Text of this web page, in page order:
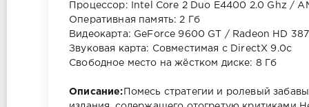
Процессор: Intel Core 2 Duo E4400 2.0 Ghz /
Оперативная память: 2 Гб
Видеокарта: GeForce 9600 GT / Radeon HD
Звуковая карта: Совместимая с DirectX 9.0c
Свободное место на жёстком диске: 8 Гб
Описание: Помесь стратегии и ролевый